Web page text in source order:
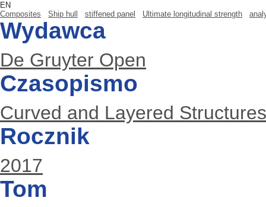
EN
Composites
Ship hull stiffened panel Ultimate longitudinal strength
Wydawca
De Gruyter Open
Czasopismo
Curved and Layered Structures
Rocznik
2017
Tom